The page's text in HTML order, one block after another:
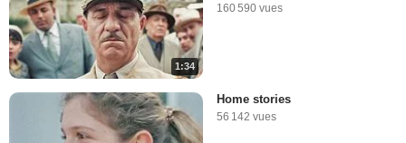
1:34
160 590 vues
Home stories
56 142 vues